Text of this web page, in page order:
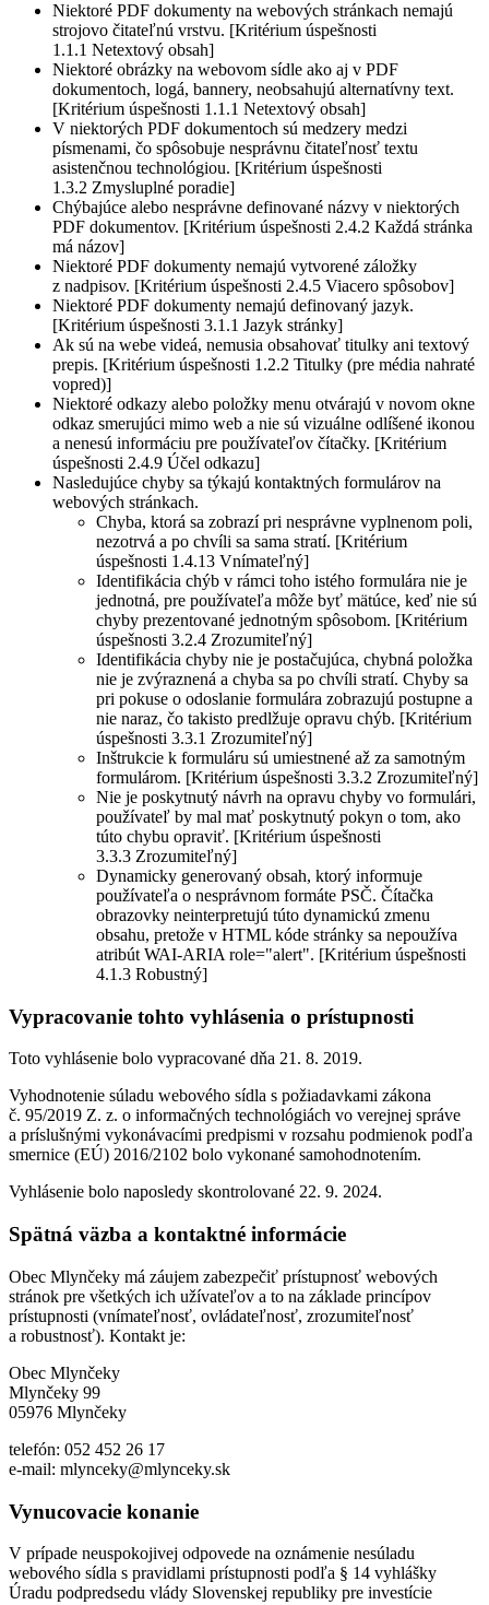
Niektoré PDF dokumenty na webových stránkach nemajú
strojovo čitateľnú vrstvu. [Kritérium úspešnosti
1.1.1 Netextový obsah]
Niektoré obrázky na webovom sídle ako aj v PDF
dokumentoch, logá, bannery, neobsahujú alternatívny text.
[Kritérium úspešnosti 1.1.1 Netextový obsah]
V niektorých PDF dokumentoch sú medzery medzi
písmenami, čo spôsobuje nesprávnu čitateľnosť textu
asistenčnou technológiou. [Kritérium úspešnosti
1.3.2 Zmysluplné poradie]
Chýbajúce alebo nesprávne definované názvy v niektorých
PDF dokumentov. [Kritérium úspešnosti 2.4.2 Každá stránka
má názov]
Niektoré PDF dokumenty nemajú vytvorené záložky
z nadpisov. [Kritérium úspešnosti 2.4.5 Viacero spôsobov]
Niektoré PDF dokumenty nemajú definovaný jazyk.
[Kritérium úspešnosti 3.1.1 Jazyk stránky]
Ak sú na webe videá, nemusia obsahovať titulky ani textový
prepis. [Kritérium úspešnosti 1.2.2 Titulky (pre média nahraté
vopred)]
Niektoré odkazy alebo položky menu otvárajú v novom okne
odkaz smerujúci mimo web a nie sú vizuálne odlíšené ikonou
a nenesú informáciu pre používateľov čítačky. [Kritérium
úspešnosti 2.4.9 Účel odkazu]
Nasledujúce chyby sa týkajú kontaktných formulárov na
webových stránkach.
Chyba, ktorá sa zobrazí pri nesprávne vyplnenom poli,
nezotrvá a po chvíli sa sama stratí. [Kritérium
úspešnosti 1.4.13 Vnímateľný]
Identifikácia chýb v rámci toho istého formulára nie je
jednotná, pre používateľa môže byť mätúce, keď nie sú
chyby prezentované jednotným spôsobom. [Kritérium
úspešnosti 3.2.4 Zrozumiteľný]
Identifikácia chyby nie je postačujúca, chybná položka
nie je zvýraznená a chyba sa po chvíli stratí. Chyby sa
pri pokuse o odoslanie formulára zobrazujú postupne a
nie naraz, čo takisto predlžuje opravu chýb. [Kritérium
úspešnosti 3.3.1 Zrozumiteľný]
Inštrukcie k formuláru sú umiestnené až za samotným
formulárom. [Kritérium úspešnosti 3.3.2 Zrozumiteľný]
Nie je poskytnutý návrh na opravu chyby vo formulári,
používateľ by mal mať poskytnutý pokyn o tom, ako
túto chybu opraviť. [Kritérium úspešnosti
3.3.3 Zrozumiteľný]
Dynamicky generovaný obsah, ktorý informuje
používateľa o nesprávnom formáte PSČ. Čítačka
obrazovky neinterpretujú túto dynamickú zmenu
obsahu, pretože v HTML kóde stránky sa nepoužíva
atribút WAI-ARIA role="alert". [Kritérium úspešnosti
4.1.3 Robustný]
Vypracovanie tohto vyhlásenia o prístupnosti
Toto vyhlásenie bolo vypracované dňa 21. 8. 2019.
Vyhodnotenie súladu webového sídla s požiadavkami zákona
č. 95/2019 Z. z. o informačných technológiách vo verejnej správe
a príslušnými vykonávacími predpismi v rozsahu podmienok podľa
smernice (EÚ) 2016/2102 bolo vykonané samohodnotením.
Vyhlásenie bolo naposledy skontrolované 22. 9. 2024.
Spätná väzba a kontaktné informácie
Obec Mlynčeky má záujem zabezpečiť prístupnosť webových
stránok pre všetkých ich užívateľov a to na základe princípov
prístupnosti (vnímateľnosť, ovládateľnosť, zrozumiteľnosť
a robustnosť). Kontakt je:
Obec Mlynčeky
Mlynčeky 99
05976 Mlynčeky
telefón: 052 452 26 17
e-mail: mlynceky@mlynceky.sk
Vynucovacie konanie
V prípade neuspokojivej odpovede na oznámenie nesúladu
webového sídla s pravidlami prístupnosti podľa § 14 vyhlášky
Úradu podpredsedu vlády Slovenskej republiky pre investície